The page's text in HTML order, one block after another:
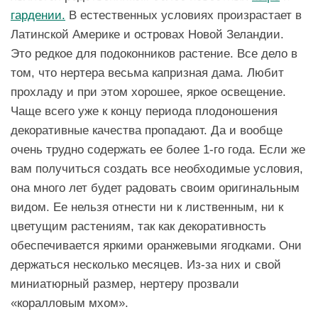
гардении. В естественных условиях произрастает в
Латинской Америке и островах Новой Зеландии.
Это редкое для подоконников растение. Все дело в
том, что нертера весьма капризная дама. Любит
прохладу и при этом хорошее, яркое освещение.
Чаще всего уже к концу периода плодоношения
декоративные качества пропадают. Да и вообще
очень трудно содержать ее более 1-го года. Если же
вам получиться создать все необходимые условия,
она много лет будет радовать своим оригинальным
видом. Ее нельзя отнести ни к лиственным, ни к
цветущим растениям, так как декоративность
обеспечивается яркими оранжевыми ягодками. Они
держаться несколько месяцев. Из-за них и свой
миниатюрный размер, нертеру прозвали
«коралловым мхом».